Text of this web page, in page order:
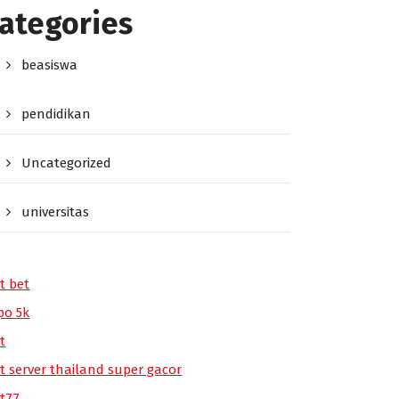
beasiswa
pendidikan
Uncategorized
universitas
bet
5k
server thailand super gacor